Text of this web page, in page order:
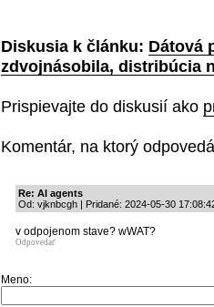
Diskusia k článku: Dátová
zdvojnásobila, distribúcia
Prispievajte do diskusií ako
Komentár, na ktorý
Re: AI agents
Od: vjknbcgh | Pridané: 2024-05-30
v odpojenom stave? wWAT?
Odpovedať
Meno: